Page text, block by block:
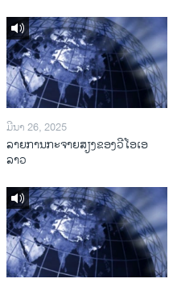
ມີນາ 26, 2025
ລາຍການກະຈາຍສຽງຂອງວີໂອເອ
ລາວ